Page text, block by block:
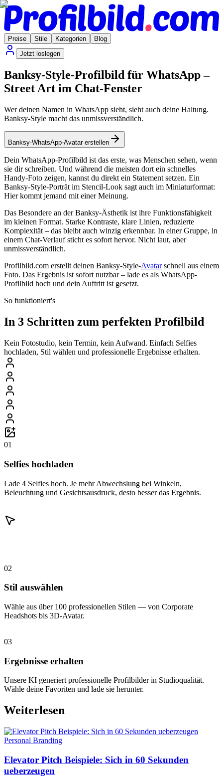
Preise Stile Kategorien
Blog
Jetzt loslegen
Banksy-Style-Profilbild für WhatsApp –
Street Art im Chat-Fenster
Wer deinen Namen in WhatsApp sieht, sieht auch deine Haltung.
Banksy-Style macht das unmissverständlich.
Banksy-WhatsApp-Avatar erstellen
Dein WhatsApp-Profilbild ist das erste, was Menschen sehen, wenn
sie dir schreiben. Und während die meisten dort ein schnelles
Handy-Foto zeigen, kannst du direkt ein Statement setzen. Ein
Banksy-Style-Porträt im Stencil-Look sagt auch im Miniaturformat:
Hier kommt jemand mit einer Meinung.
Das Besondere an der Banksy-Ästhetik ist ihre Funktionsfähigkeit
im kleinen Format. Starke Kontraste, klare Linien, reduzierte
Komplexität – das bleibt auch winzig erkennbar. In einer Gruppe, in
einem Chat-Verlauf sticht es sofort hervor. Nicht laut, aber
unmissverständlich.
Profilbild.com erstellt deinen Banksy-Style-Avatarschnell aus einem
Foto. Das Ergebnis ist sofort nutzbar – lade es als WhatsApp-
Profilbild hoch und dein Auftritt ist gesetzt.
So funktioniert's
In 3 Schritten zum perfekten Profilbild
Kein Fotostudio, kein Termin, kein Aufwand. Einfach Selfies
hochladen, Stil wählen und professionelle Ergebnisse erhalten.
01
Selfies hochladen
Lade 4 Selfies hoch. Je mehr Abwechslung bei Winkeln,
Beleuchtung und Gesichtsausdruck, desto besser das Ergebnis.
02
Stil auswählen
Wähle aus über 100 professionellen Stilen — von Corporate
Headshots bis 3D-Avatar.
03
Ergebnisse erhalten
Unsere KI generiert professionelle Profilbilder in Studioqualität.
Wähle deine Favoriten und lade sie herunter.
Weiterlesen
Personal Branding
Elevator Pitch Beispiele: Sich in 60 Sekunden
ueberzeugen